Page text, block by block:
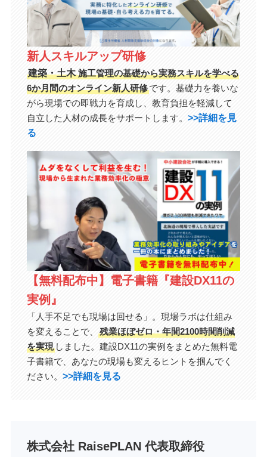
新人スキルアップ研修
建築・土木 施工管理の基礎から実務スキルを学べる
6か月間のオンライン新人研修です。基礎力を養いな
がら現場での即戦力を育成し、教育負担を軽減して
自立した人材の成長をサポートします。 >>詳細を見
る
【無料配布中】電子書籍『建設DX11の
実例』
「人手不足でも現場は回せる」。現場ラボは仕組み
を変えることで、
残業ほぼゼロ・年間2100時間削減
を実現しました。建設DX11の実例をまとめた無料電
子書籍で、あなたの現場も変えるヒントを掴んでく
ださい。 >>詳細を見る
株式会社 RaisePLAN 代表取締役